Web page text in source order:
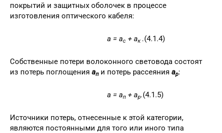
покрытий и защитных оболочек в процессе
изготовления оптического кабеля:
a = aс + aк .(4.1.4)
Собственные потери волоконного световода состоят
из потерь поглощения aпи потерь рассеяния aр:
a = aп + aр.(4.1.5)
Источники потерь, отнесенные к этой категории,
являются постоянными для того или иного типа